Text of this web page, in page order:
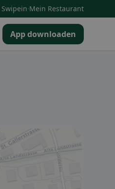
·Mein Restaurant
App downloaden